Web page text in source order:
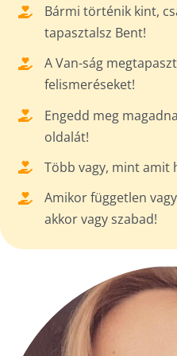
Bármi történik kint,
tapasztalsz Bent!
A Van-ság
felismeréseket!
Engedd meg
oldalát!
Több vagy, mint amit
Amikor független
akkor vagy szabad!